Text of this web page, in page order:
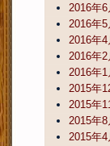
2016年6
2016年5
2016年4
2016年2
2016年1
2015年
2015年
2015年8
2015年4